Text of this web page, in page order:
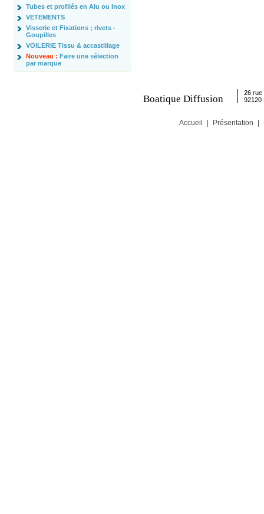
Tubes et profilés en Alu ou Inox
VETEMENTS
Visserie et Fixations ; rivets -
Goupilles
VOILERIE Tissu & accastillage
Nouveau : Faire une sélection
par marque
Boatique Diffusion
26 rue
92120
Accueil Présentation